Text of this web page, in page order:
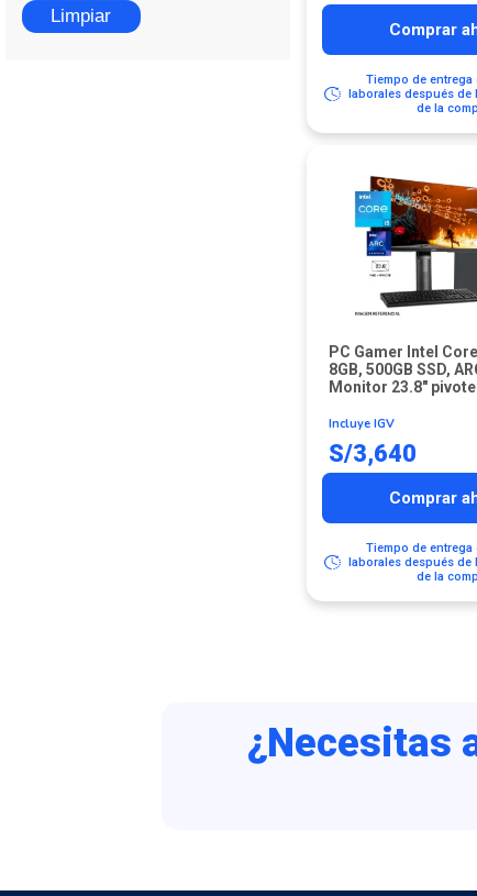
Torre
FreeDOS 3.0
Limpiar
Comprar
Tiempo de entrega
laborales después de
de la
PC Gamer Intel
8GB, 500GB SSD,
Monitor 23.8″ pivote
Incluye IGV
S/3,640
Comprar
Tiempo de entrega
laborales después de
de la
¿Necesitas